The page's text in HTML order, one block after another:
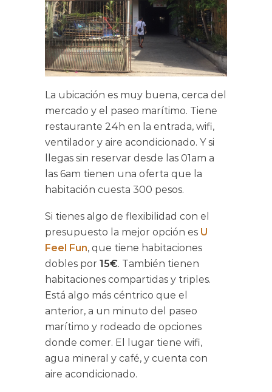
La ubicación es muy buena, cerca del
mercado y el paseo marítimo. Tiene
restaurante 24h en la entrada, wifi,
ventilador y aire acondicionado. Y si
llegas sin reservar desde las 01am a
las 6am tienen una oferta que la
habitación cuesta 300 pesos.
Si tienes algo de flexibilidad con el
presupuesto la mejor opción es U
Feel Fun, que tiene habitaciones
dobles por 15€. También tienen
habitaciones compartidas y triples.
Está algo más céntrico que el
anterior, a un minuto del paseo
marítimo y rodeado de opciones
donde comer. El lugar tiene wifi,
agua mineral y café, y cuenta con
aire acondicionado.